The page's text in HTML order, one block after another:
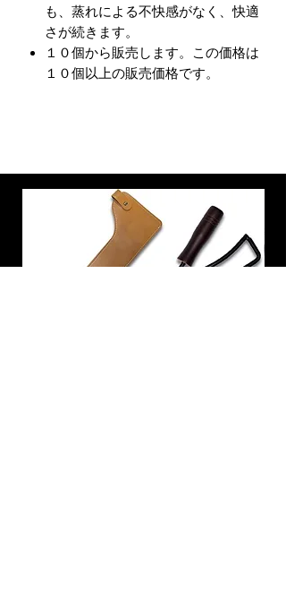
も、蒸れによる不快感がなく、快適
さが続きます。
１０個から販売します。この価格は
１０個以上の販売価格です。